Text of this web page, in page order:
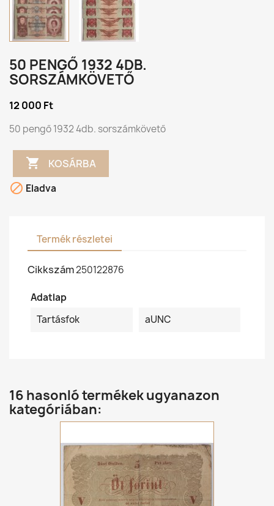
50 PENGŐ 1932 4DB.
SORSZÁMKÖVETŐ
12 000 Ft
50 pengő 1932 4db. sorszámkövető
 KOSÁRBA
 Eladva
Termék részletei
Cikkszám250122876
Adatlap
Tartásfok
aUNC
16 hasonló termékek ugyanazon
kategóriában: